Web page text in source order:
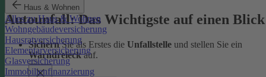
Haus & Wohnen
Alles zu Haus & Wohnen
Wohngebäudeversicherung
Hausratversicherung
Elementarversicherung
Glasversicherung
Immobilienfinanzierung
Autounfall: Das Wichtigste auf einen Blick
SichernSie als Erstes die Unfallstelle und stellen Sie ein
Warndreieckauf.